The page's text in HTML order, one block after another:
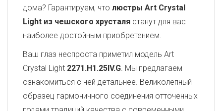
дома? Гарантируем, что люстры Art Crystal
Light из чешского хрусталя станут для вас
наиболее достойным приобретением.
Ваш глаз неспроста приметил модель Art
Crystal Light 2271.H1.25IV.G. Мы предлагаем
ознакомиться с ней детальнее. Великолепный
образец гармоничного соединения отточенных